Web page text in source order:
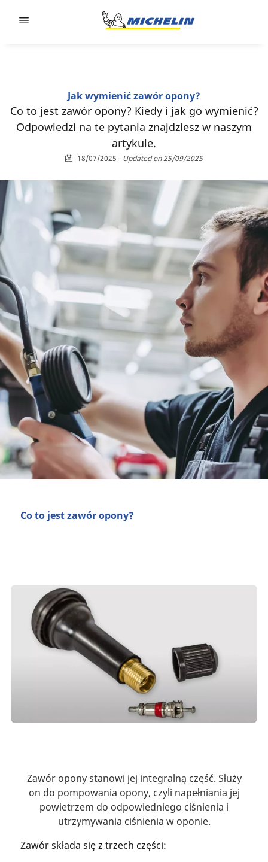
Jak wymienić zawór opony?
Co to jest zawór opony? Kiedy i jak go wymienić?
Odpowiedzi na te pytania znajdziesz w naszym
artykule.
18/07/2025 - Updated on 25/09/2025
Co to jest zawór opony?
Zawór opony stanowi jej integralną część. Służy
on do pompowania opony, czyli napełniania jej
powietrzem do odpowiedniego ciśnienia i
utrzymywania ciśnienia w oponie.
Zawór składa się z trzech części: